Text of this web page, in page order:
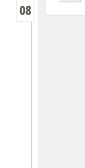
08